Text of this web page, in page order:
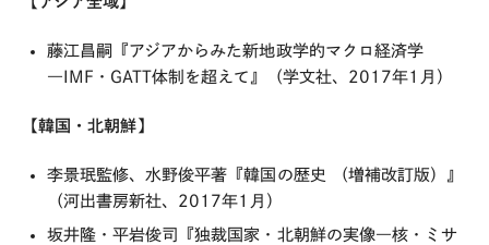
藤江昌嗣『アジアからみた新地政学的マクロ経済学
―IMF・GATT体制を超えて』（学文社、2017年1月）
【韓国・北朝鮮】
李景珉監修、水野俊平著『韓国の歴史 （増補改訂版）』
（河出書房新社、2017年1月）
坂井隆・平岩俊司『独裁国家・北朝鮮の実像―核・ミサ